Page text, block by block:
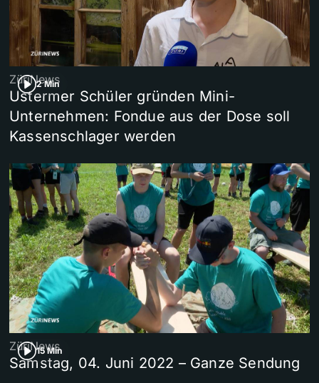
2 Min
ZüriNews
Ustermer Schüler gründen Mini-
Unternehmen: Fondue aus der Dose soll
Kassenschlager werden
15 Min
ZüriNews
Samstag, 04. Juni 2022 – Ganze Sendung